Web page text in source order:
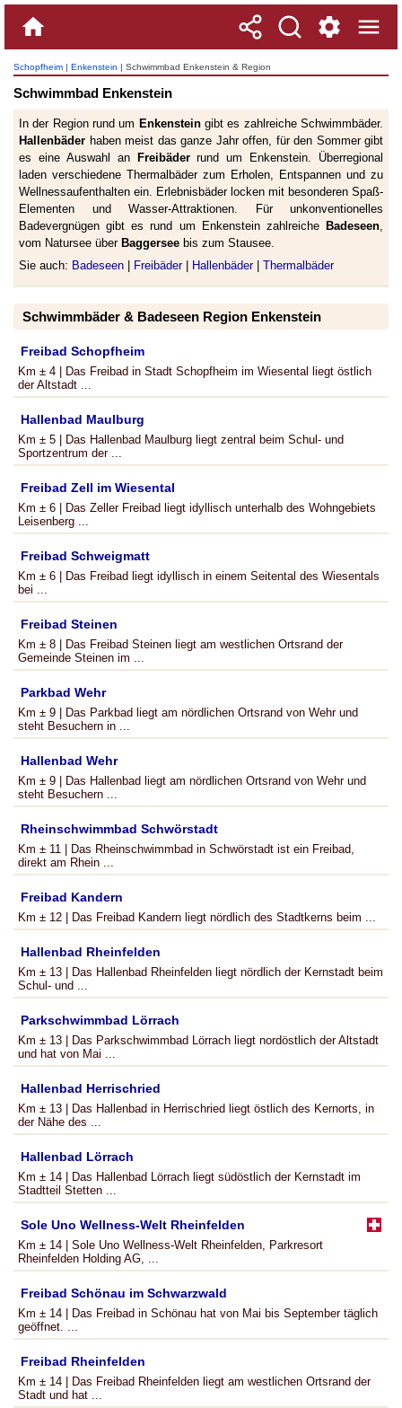
Schopfheim | Enkenstein | Schwimmbad Enkenstein & Region
Schwimmbad Enkenstein
In der Region rund um Enkensteingibt es zahlreiche Schwimmbäder.
Hallenbäder haben meist das ganze Jahr offen, für den Sommer gibt
es eine Auswahl an
Freibäderrund um Enkenstein. Überregional
laden verschiedene Thermalbäder zum Erholen, Entspannen und zu
Wellnessaufenthalten ein. Erlebnisbäder locken mit besonderen Spaß-
Elementen und Wasser-Attraktionen. Für unkonventionelles
Badevergnügen gibt es rund um Enkenstein zahlreiche Badeseen,
vom Natursee über Baggersee bis zum Stausee.
Sie auch: Badeseen Freibäder| Hallenbäder| Thermalbäder
Schwimmbäder & Badeseen Region Enkenstein
Freibad Schopfheim
Km ± 4 | Das Freibad in Stadt Schopfheim im Wiesental liegt östlich
der Altstadt ...
Hallenbad Maulburg
Km ± 5 | Das Hallenbad Maulburg liegt zentral beim Schul- und
Sportzentrum der ...
Freibad Zell im Wiesental
Km ± 6 | Das Zeller Freibad liegt idyllisch unterhalb des Wohngebiets
Leisenberg ...
Freibad Schweigmatt
Km ± 6 | Das Freibad liegt idyllisch in einem Seitental des Wiesentals
bei ...
Freibad Steinen
Km ± 8 | Das Freibad Steinen liegt am westlichen Ortsrand der
Gemeinde Steinen im ...
Parkbad Wehr
Km ± 9 | Das Parkbad liegt am nördlichen Ortsrand von Wehr und
steht Besuchern in ...
Hallenbad Wehr
Km ± 9 | Das Hallenbad liegt am nördlichen Ortsrand von Wehr und
steht Besuchern ...
Rheinschwimmbad Schwörstadt
Km ± 11 | Das Rheinschwimmbad in Schwörstadt ist ein Freibad,
direkt am Rhein ...
Freibad Kandern
Km ± 12 | Das Freibad Kandern liegt nördlich des Stadtkerns beim ...
Hallenbad Rheinfelden
Km ± 13 | Das Hallenbad Rheinfelden liegt nördlich der Kernstadt beim
Schul- und ...
Parkschwimmbad Lörrach
Km ± 13 | Das Parkschwimmbad Lörrach liegt nordöstlich der Altstadt
und hat von Mai ...
Hallenbad Herrischried
Km ± 13 | Das Hallenbad in Herrischried liegt östlich des Kernorts, in
der Nähe des ...
Hallenbad Lörrach
Km ± 14 | Das Hallenbad Lörrach liegt südöstlich der Kernstadt im
Stadtteil Stetten ...
Sole Uno Wellness-Welt Rheinfelden
Km ± 14 | Sole Uno Wellness-Welt Rheinfelden, Parkresort
Rheinfelden Holding AG, ...
Freibad Schönau im Schwarzwald
Km ± 14 | Das Freibad in Schönau hat von Mai bis September täglich
geöffnet. ...
Freibad Rheinfelden
Km ± 14 | Das Freibad Rheinfelden liegt am westlichen Ortsrand der
Stadt und hat ...